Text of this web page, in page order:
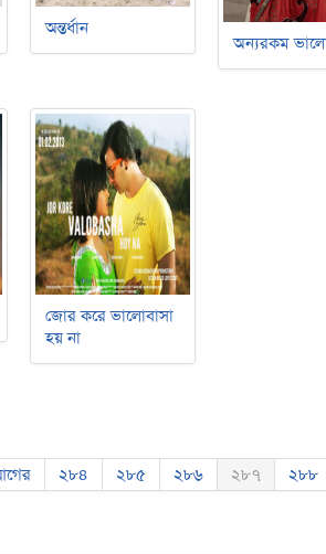
অন্তর্ধান
অন্যরকম
জোর করে ভালোবাসা
হয় না
২৮৪ ২৮৫ ২৮৬ ২৮৭ ২৮৮